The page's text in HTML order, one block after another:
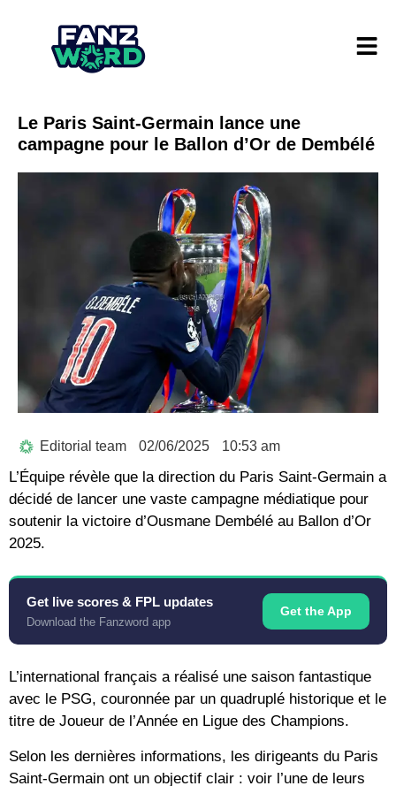
Le Paris Saint-Germain lance une
campagne pour le Ballon d’Or de Dembélé
Editorial team 02/06/2025 10:53 am
L’Équipe révèle que la direction du Paris Saint-Germain a
décidé de lancer une vaste campagne médiatique pour
soutenir la victoire d’Ousmane Dembélé au Ballon d’Or
2025.
Get live scores & FPL updates
Download the Fanzword app
Get the App
L’international français a réalisé une saison fantastique
avec le PSG, couronnée par un quadruplé historique et le
titre de Joueur de l’Année en Ligue des Champions.
Selon les dernières informations, les dirigeants du Paris
Saint-Germain ont un objectif clair : voir l’une de leurs